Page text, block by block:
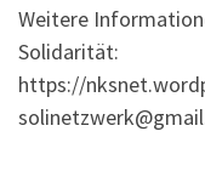
Weitere
Solidarität:
https://